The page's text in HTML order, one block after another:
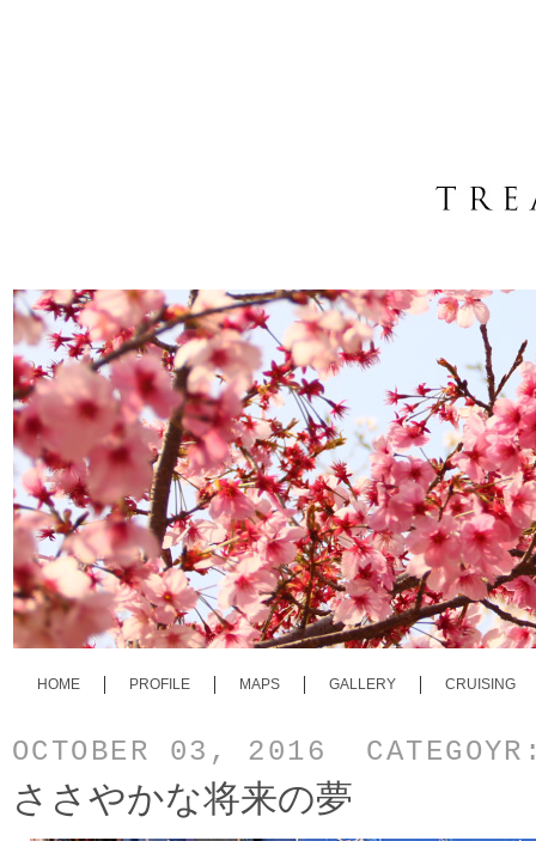
HOME PROFILE MAPS GALLERY CRUISING
OCTOBER 03, 2016
ささやかな将来の夢